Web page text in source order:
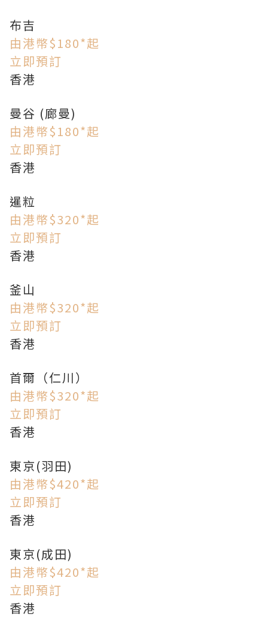
布吉
由港幣$180*起
立即預訂
香港
曼谷 (廊曼)
由港幣$180*起
立即預訂
香港
暹粒
由港幣$320*起
立即預訂
香港
釜山
由港幣$320*起
立即預訂
香港
首爾（仁川）
由港幣$320*起
立即預訂
香港
東京(羽田)
由港幣$420*起
立即預訂
香港
東京(成田)
由港幣$420*起
立即預訂
香港